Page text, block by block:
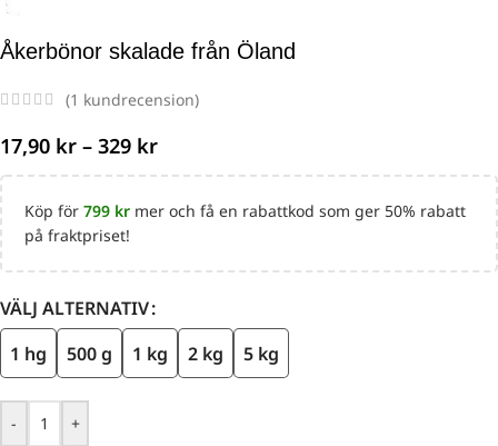
Åkerbönor skalade från Öland
(1 kundrecension)
17,90 kr – 329 kr
Köp för 799 kr mer och få en rabattkod som ger 50% rabatt
på fraktpriset!
VÄLJ ALTERNATIV
1 hg
500 g 1 kg 2 kg 5 kg
- +